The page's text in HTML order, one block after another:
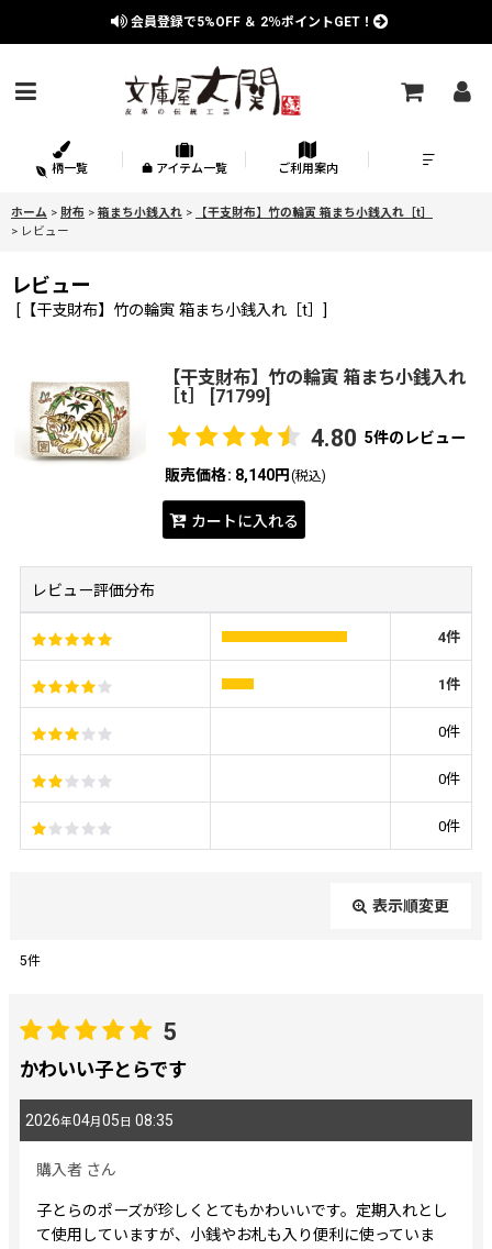
会員登録で5%OFF ＆ 2％ポイントGET！
柄一覧 アイテム一覧 ご利用案内
ホーム > 財布 > 箱まち小銭入れ >
【干支財布】竹の輪寅 箱まち小銭入れ［t］
> レビュー
レビュー
[ 【干支財布】竹の輪寅 箱まち小銭入れ［t］ ]
【干支財布】竹の輪寅 箱まち小銭入れ
［t］
[71799]
4.80 5件のレビュー
販売価格: 8,140円 (税込)
カートに入れる
レビュー評価分布
4件
1件
0件
0件
0件
表示順変更
期間
画像:
星の数 :
5件
5
かわいい子とらです
2026年04月 05 日 08:35
購入者 さん
子とらのポーズが珍しくとてもかわいいです。定期入れとし
て使用していますが、小銭やお札も入り便利に使っていま